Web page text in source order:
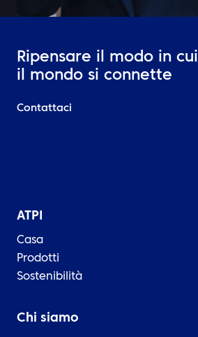
Ripensare il modo in cui
il mondo si connette
Contattaci
ATPI
Casa
Prodotti
Sostenibilità
Chi siamo